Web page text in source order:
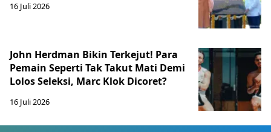
16 Juli 2026
John Herdman Bikin Terkejut! Para
Pemain Seperti Tak Takut Mati Demi
Lolos Seleksi, Marc Klok Dicoret?
16 Juli 2026